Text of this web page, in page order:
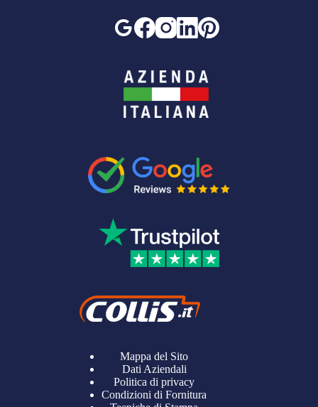
Mappa del Sito
Dati Aziendali
Politica di privacy
Condizioni di Fornitura